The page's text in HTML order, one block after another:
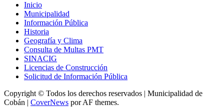
Inicio
Municipalidad
Información Pública
Historia
Geografía y Clima
Consulta de Multas PMT
SINACIG
Licencias de Construcción
Solicitud de Información Pública
Copyright © Todos los derechos reservados | Municipalidad de
Cobán | CoverNews por AF themes.